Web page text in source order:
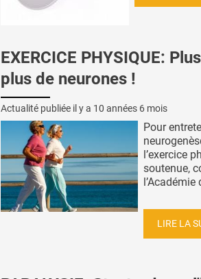
EXERCICE PHYSIQUE:
plus de neurones !
Actualité publiée il y a 10 années 6 mois
Pour
l’exercice
soutenue,
l’Académie
LIRE LA